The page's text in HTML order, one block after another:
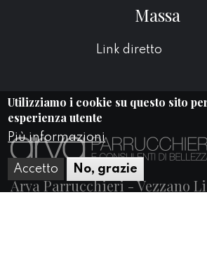
Massa
Link diretto
Arya Parrucchieri - Vezzano
Utilizziamo i cookie su questo sito
esperienza utente
Più informazioni
Accetto No, grazie